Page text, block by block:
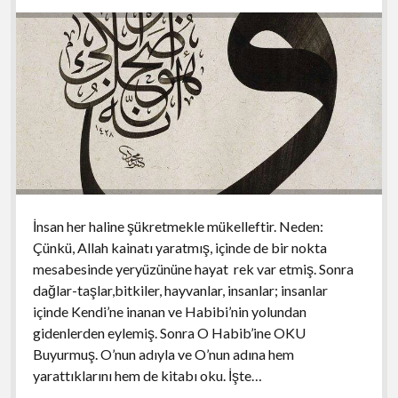
k
p
İnsan her haline şükretmekle mükelleftir. Neden:
Çünkü, Allah kainatı yaratmış, içinde de bir nokta
mesabesinde yeryüzününe hayat rek var etmiş. Sonra
dağlar-taşlar,bitkiler, hayvanlar, insanlar; insanlar
içinde Kendi’ne inanan ve Habibi’nin yolundan
gidenlerden eylemiş. Sonra O Habib’ine OKU
Buyurmuş. O’nun adıyla ve O’nun adına hem
yarattıklarını hem de kitabı oku. İşte…